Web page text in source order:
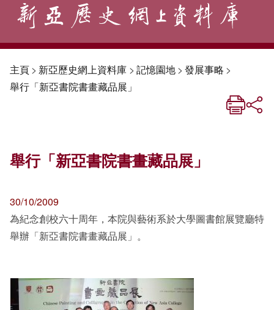
主頁> 新亞歷史網上資料庫 > 記憶園地> 發展事略 >
舉行「新亞書院書畫藏品展」
舉行「新亞書院書畫藏品展」
30/10/2009
為紀念創校六十周年，本院與藝術系於大學圖書館展覽廳特
舉辦「新亞書院書畫藏品展」。